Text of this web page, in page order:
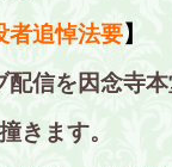
者追悼法要】
信を因念寺本
きます。